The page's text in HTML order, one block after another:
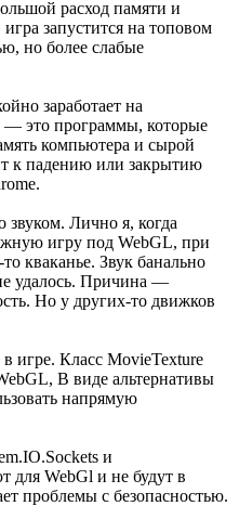
расход памяти и
запустится на топовом
но более слабые
заработает на
— это программы, которые
компьютера и сырой
к падению или закрытию
Лично я, когда
игру под WebGL, при
кваканье. Звук банально
удалось. Причина —
Но у других-то движков
игре. Класс MovieTexture
В виде альтернативы
напрямую
и
для WebGl и не будут в
проблемы с безопасностью.